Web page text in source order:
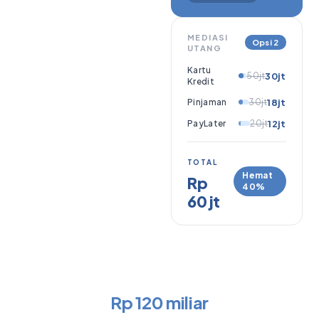
MEDIASI
UTANG
Opsi 2
Kartu
Kredit
50jt30jt
Pinjaman 30jt18jt
PayLater 20jt12jt
TOTAL
Rp
60 jt
Hemat
40%
Rp 120 miliar